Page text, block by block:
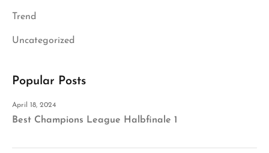
Trend
Uncategorized
Popular Posts
April 18, 2024
Best Champions League Halbfinale 1